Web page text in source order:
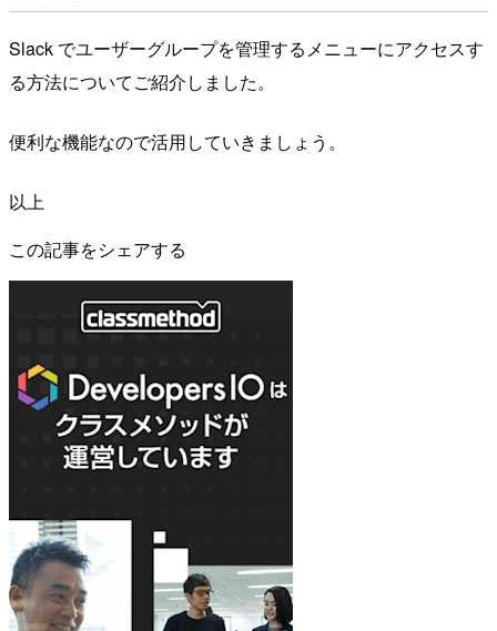
Slack でユーザーグループを管理するメニューにアクセスす
る方法についてご紹介しました。
便利な機能なので活用していきましょう。
以上
この記事をシェアする